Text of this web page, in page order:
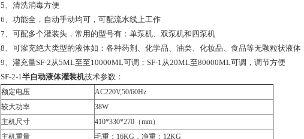
5、清洗消毒方便
6、功能全，自动手动均可，可配流水线上工作
7、可配多个灌装头，常用的型号有：单泵机、双泵机和四泵机
8、可灌充绝大类型的液体如：各种药剂、化学品、油类、化妆品、食品等无颗粒状液体
9、灌充量SF-2从5ML至至10000ML可调；SF-1从20ML至80000ML可调，调节方便
SF-2-1半自动液体灌装机技术参数：
额定电压
AC220V,50/60Hz
较大功率
38W
主机尺寸
410*330*270（mm）
主机重量
毛重：16KG，净重：12KG